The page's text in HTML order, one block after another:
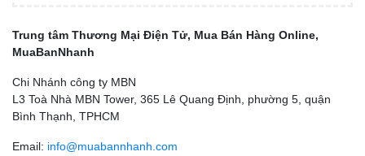
Trung tâm Thương Mại Điện Tử, Mua Bán Hàng Online,
MuaBanNhanh
Chi Nhánh công ty MBN
L3 Toà Nhà MBN Tower, 365 Lê Quang Định, phường 5, quận
Bình Thạnh, TPHCM
Email: info@muabannhanh.com